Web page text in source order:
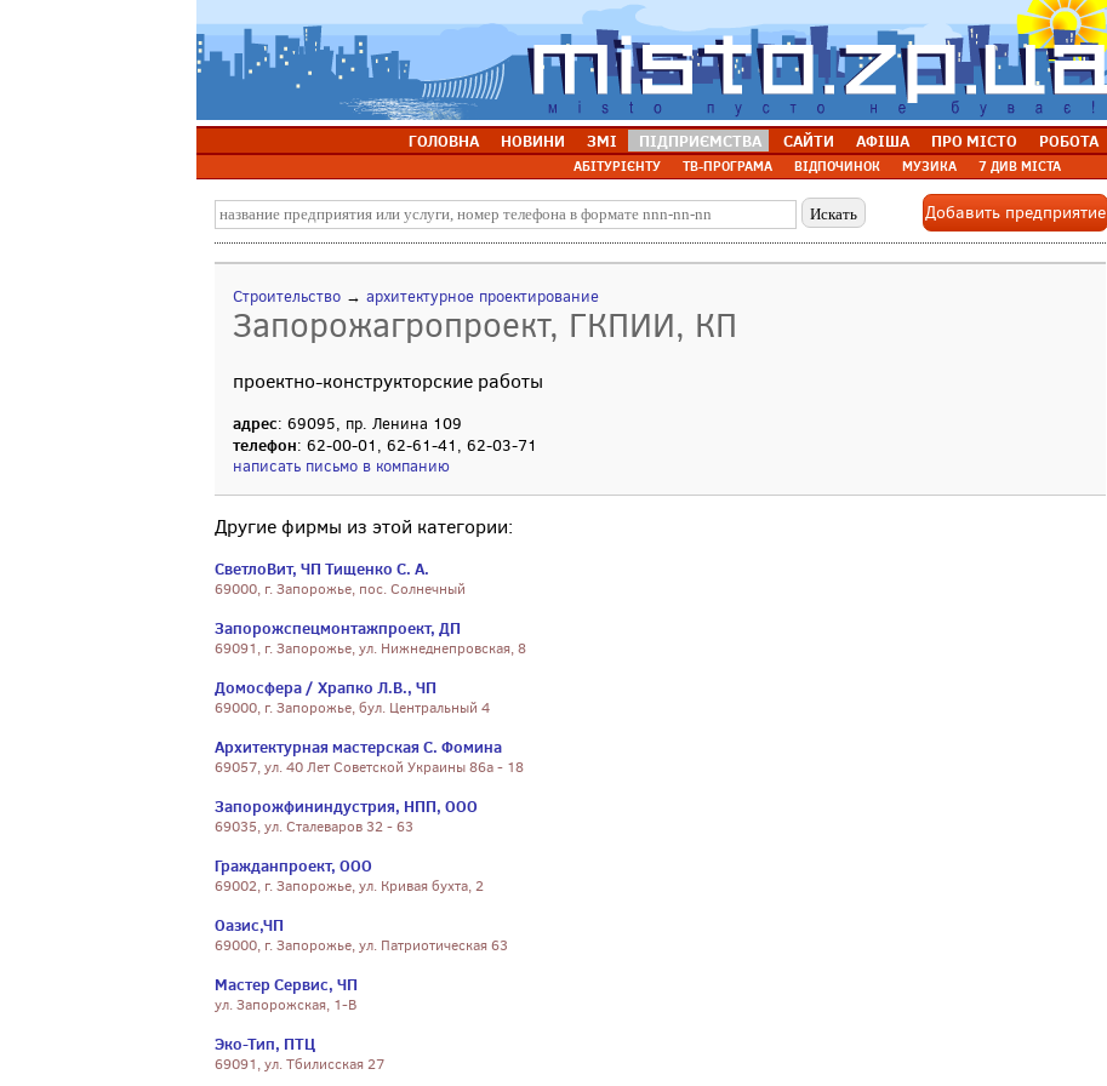
ГОЛОВНА НОВИНИ ЗМІ ПІДПРИЄМСТВА САЙТИ АФІША ПРО МІСТО РОБОТА
АБІТУРІЄНТУ ТВ-ПРОГРАМА ВІДПОЧИНОК МУЗИКА 7 ДИВ МІСТА
Добавить предприятие
Строительство → архитектурное проектирование
Запорожагропроект, ГКПИИ, КП
проектно-конструкторские работы
адрес: 69095, пр. Ленина 109
телефон: 62-00-01, 62-61-41, 62-03-71
написать письмо в компанию
Другие фирмы из этой категории:
СветлоВит, ЧП Тищенко С. А.
69000, г. Запорожье, пос. Солнечный
Запорожспецмонтажпроект, ДП
69091, г. Запорожье, ул. Нижнеднепровская, 8
Домосфера / Храпко Л.В., ЧП
69000, г. Запорожье, бул. Центральный 4
Архитектурная мастерская С. Фомина
69057, ул. 40 Лет Советской Украины 86а - 18
Запорожфининдустрия, НПП, ООО
69035, ул. Сталеваров 32 - 63
Гражданпроект, ООО
69002, г. Запорожье, ул. Кривая бухта, 2
Оазис,ЧП
69000, г. Запорожье, ул. Патриотическая 63
Мастер Сервис, ЧП
ул. Запорожская, 1-В
Эко-Тип, ПТЦ
69091, ул. Тбилисская 27